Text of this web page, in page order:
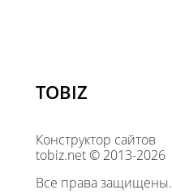
TOBIZ
Конструктор сайтов
tobiz.net © 2013-2026
Все права защищены.